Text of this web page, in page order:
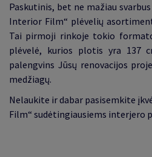
Paskutinis, bet ne mažiau
Interior Film“ plėvelių
Tai pirmoji rinkoje tokio
plėvelė, kurios plotis yra 137
palengvins Jūsų renovacijos
medžiagų.
Nelaukite ir dabar pasisemkite
Film“ sudėtingiausiems interjero